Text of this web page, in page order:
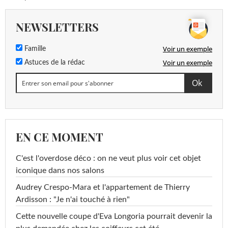
NEWSLETTERS
Famille Voir un exemple
Astuces de la rédac Voir un exemple
EN CE MOMENT
C'est l'overdose déco : on ne veut plus voir cet objet
iconique dans nos salons
Audrey Crespo-Mara et l'appartement de Thierry
Ardisson : "Je n'ai touché à rien"
Cette nouvelle coupe d'Eva Longoria pourrait devenir la